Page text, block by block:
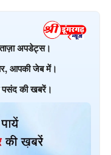
› sri dungargarh news in
अपडेट्स।
आपकी जेब में।
पसंद की खबरें।